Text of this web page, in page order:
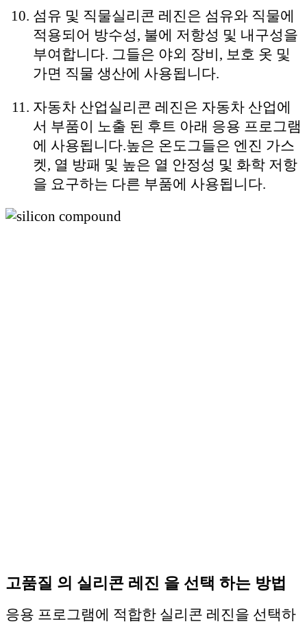
섬유 및 직물실리콘 레진은 섬유와 직물에
적용되어 방수성, 불에 저항성 및 내구성을
부여합니다. 그들은 야외 장비, 보호 옷 및
가면 직물 생산에 사용됩니다.
자동차 산업실리콘 레진은 자동차 산업에
서 부품이 노출 된 후트 아래 응용 프로그램
에 사용됩니다.높은 온도그들은 엔진 가스
켓, 열 방패 및 높은 열 안정성 및 화학 저항
을 요구하는 다른 부품에 사용됩니다.
고품질 의 실리콘 레진 을 선택 하는 방법
응용 프로그램에 적합한 실리콘 레진을 선택하